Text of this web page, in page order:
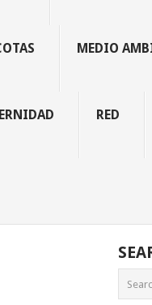
MEDIO
RED